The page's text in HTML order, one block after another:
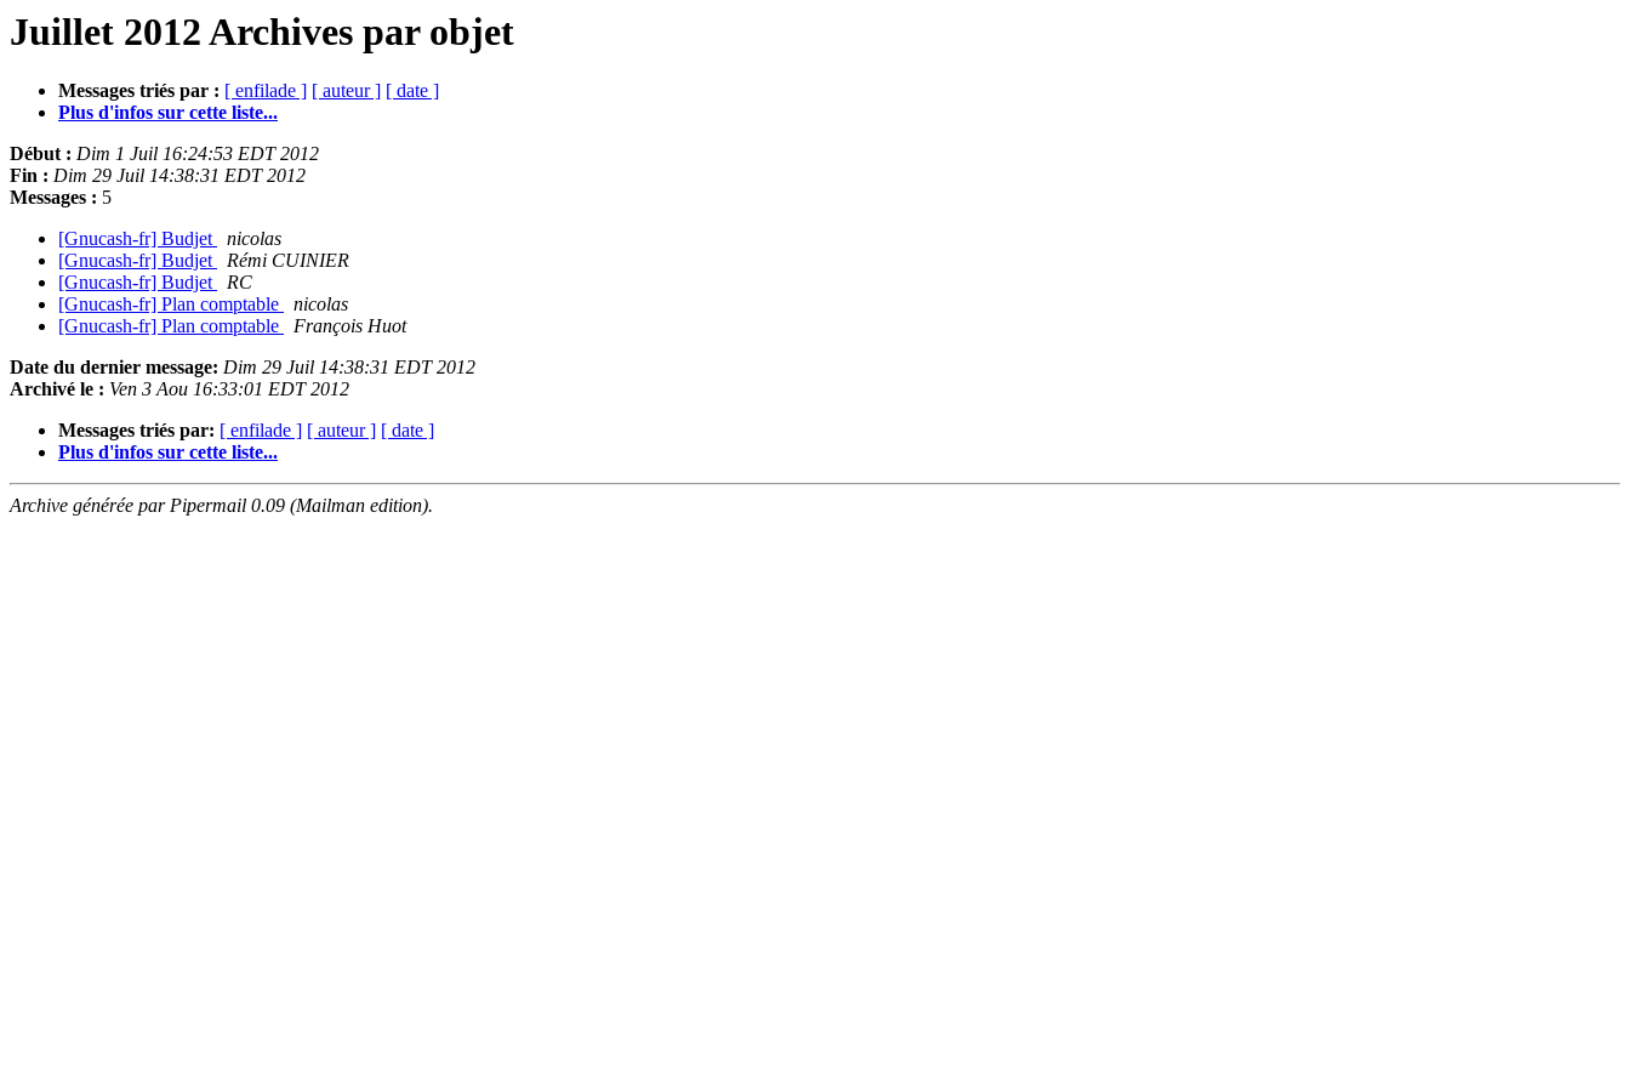
Juillet 2012 Archives par objet
Messages triés par : [ enfilade ] [ auteur ] [ date ]
Plus d'infos sur cette liste...
Début : Dim 1 Juil 16:24:53 EDT 2012
Fin : Dim 29 Juil 14:38:31 EDT 2012
Messages : 5
[Gnucash-fr] Budjet
nicolas
[Gnucash-fr] Budjet
Rémi CUINIER
[Gnucash-fr] Budjet
RC
[Gnucash-fr] Plan comptable
nicolas
[Gnucash-fr] Plan comptable
François Huot
Date du dernier message: Dim 29 Juil 14:38:31 EDT 2012
Archivé le : Ven 3 Aou 16:33:01 EDT 2012
Messages triés par: [ enfilade ] [ auteur ] [ date ]
Plus d'infos sur cette liste...
Archive générée par Pipermail 0.09 (Mailman edition).